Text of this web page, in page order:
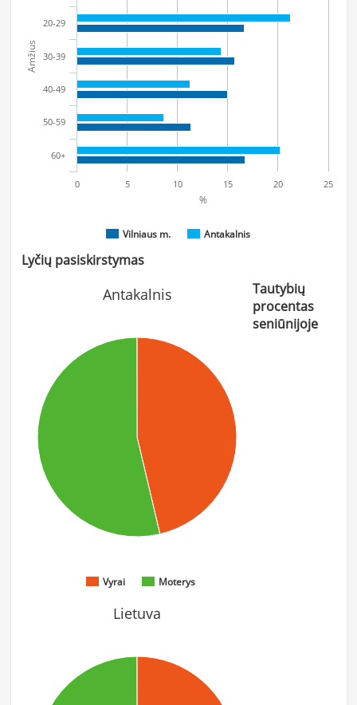
Amžius
%
Vilniaus m. Antakalnis
20-29
30-39
40-49
50-59
60+
0 5 10 15 20 25
Lyčių pasiskirstymas
Antakalnis
Vyrai Moterys
Lietuva
Tautybių
procentas
seniūnijoje